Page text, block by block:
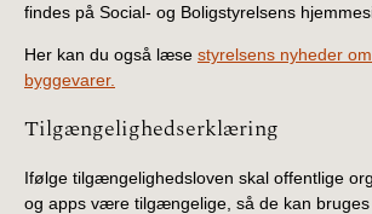
BR18 (1/1-4/7 2019)
2018)
BR18 (1/1-30/6
findes på Social- og Boligstyrelsens
Her kan du også læse styrelsens nyheder
byggevarer.
Tilgængelighedserklæring
Ifølge tilgængelighedsloven skal offentlige
og apps være tilgængelige, så de kan